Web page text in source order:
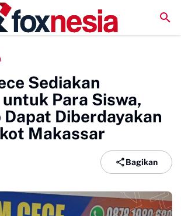
Sinjai Jalani Evaluasi ZI, Sekda Harap
Sediakan
Para Siswa,
Diberdayakan
Makassar
Bagikan